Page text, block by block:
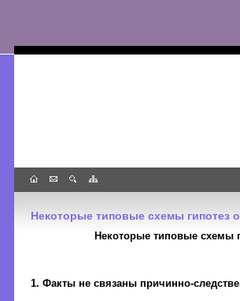
Некоторые типовые схемы гипотез
Некоторые типовые схемы
1. Факты не связаны причинно-